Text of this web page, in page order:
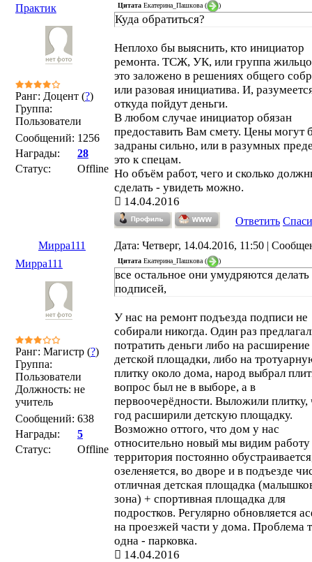
Практик
Ранг: Доцент (?)
Группа:
Пользователи
Сообщений: 1256
Награды:
28
Статус:
Offline
Цитата Екатерина_Пашкова ( )
Куда обратиться?
Неплохо бы выяснить, кто инициатор
ремонта. ТСЖ, УК, или группа
это заложено в решениях общего
или разовая инициатива. И,
откуда пойдут деньги.
В любом случае инициатор обязан
предоставить Вам смету. Цены могут
задраны сильно, или в разумных
это к спецам.
Но объём работ, чего и сколько
сделать - увидеть можно.
14.04.2016
Ответить
Мирра111
Дата: Четверг, 14.04.2016, 11:50 |
Мирра111
Ранг: Магистр (?)
Группа:
Пользователи
Должность: не
учитель
Сообщений: 638
Награды:
5
Статус:
Offline
Цитата Екатерина_Пашкова ( )
все остальное они умудряются делать
подписей,
У нас на ремонт подъезда подписи не
собирали никогда. Один раз
потратить деньги либо на расширение
детской площадки, либо на
плитку около дома, народ выбрал
вопрос был не в выборе, а в
первоочерёдности. Выложили плитку,
год расширили детскую площадку.
Возможно оттого, что дом у нас
относительно новый мы видим
территория постоянно
озеленяется, во дворе и в подъезде
отличная детская площадка
зона) + спортивная площадка для
подростков. Регулярно обновляется
на проезжей части у дома. Проблема
одна - парковка.
14.04.2016